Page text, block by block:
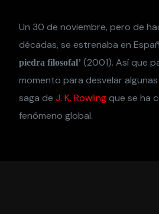
Un 30 de noviembre, pero de
décadas, se estrenaba en
piedra filosofal’ (2001). Así que
momento para desvelar
saga deJ. K. Rowlingque se ha
fenómeno global.